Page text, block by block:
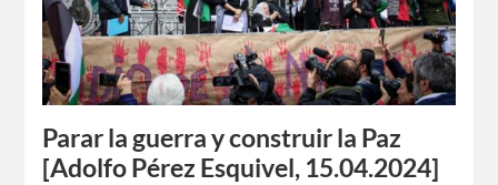
Parar la guerra y construir la Paz
[Adolfo Pérez Esquivel, 15.04.2024]